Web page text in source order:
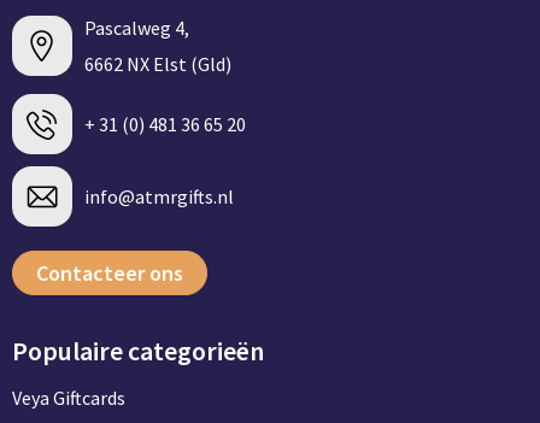
Pascalweg 4,
6662 NX Elst (Gld)
+ 31 (0) 481 36 65 20
info@atmrgifts.nl
Contacteer ons
Populaire categorieën
Veya Giftcards